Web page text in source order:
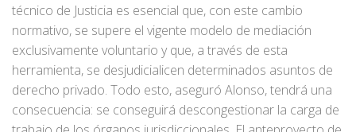
técnico de Justicia es esencial que, con este cambio
normativo, se supere el vigente modelo de mediación
exclusivamente voluntario y que, a través de esta
herramienta, se desjudicialicen determinados asuntos de
derecho privado. Todo esto, aseguró Alonso, tendrá una
consecuencia: se conseguirá descongestionar la carga de